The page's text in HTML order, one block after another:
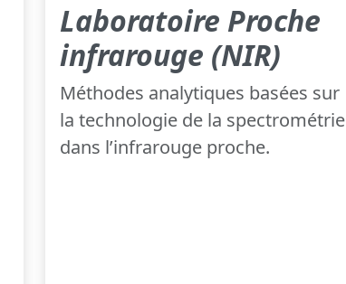
Laboratoire Proche
infrarouge (NIR)
Méthodes analytiques basées sur
la technologie de la spectrométrie
dans l’infrarouge proche.